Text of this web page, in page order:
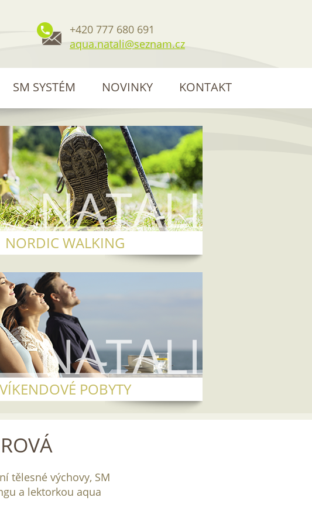
tělesné výchovy, SM
a lektorkou aqua
NORDIC WALKING
VÍKENDOVÉ POBYTY
+420 777 680 691
aqua.natali@seznam.cz
SM SYSTÉM NOVINKY KONTAKT